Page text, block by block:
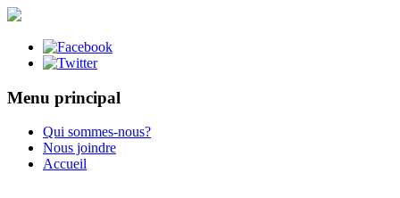
Menu principal
Qui sommes-nous?
Nous joindre
Accueil